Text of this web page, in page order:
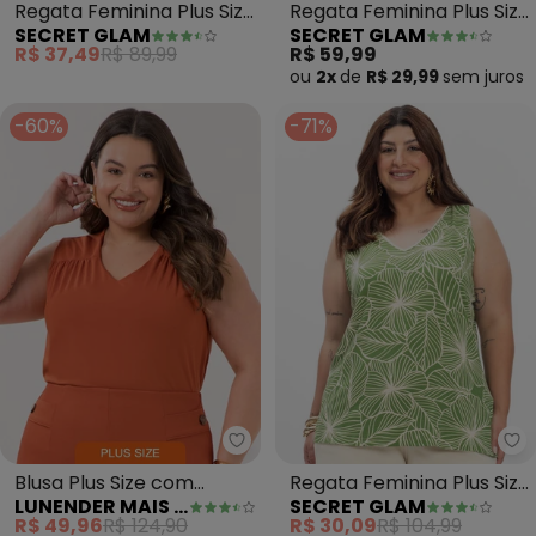
Regata Feminina Plus Size
(Bege)
SECRET GLAM
R$ 37,49R$ 89,99
Regata Feminina Plus Size
(Verde)
SECRET GLAM
R$ 59,99
ou 2x de R$ 29,99 sem juros
-60%
Lunender Mais Mulher - Blusa
Blusa Plus Size com
Franzidos em Malha
LUNENDER MAIS MULHER
R$ 49,96R$ 124,90
-71%
Regata Feminina Plus Size
(Verde)
SECRET GLAM
R$ 30,09R$ 104,99